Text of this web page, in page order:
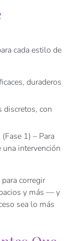
cada estilo de
duraderos
discretos, con
1) – Para
intervención
corregir
y más — y
sea lo más